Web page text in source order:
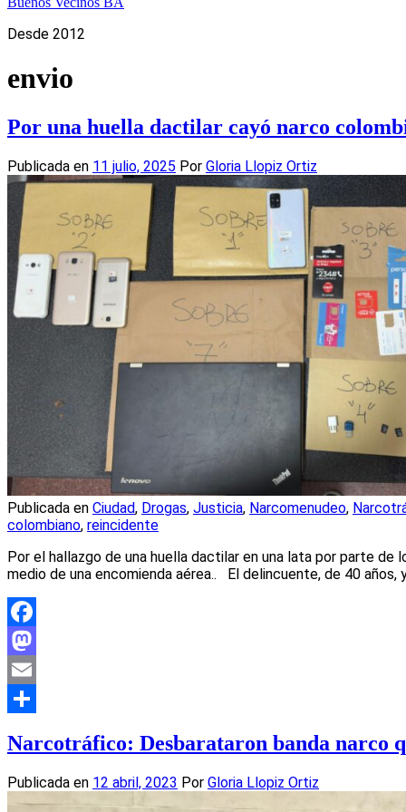
Desde 2012
envio
Por una huella dactilar cayó narco
Publicada en 11 julio, 2025 Por Gloria Llopiz Ortiz
Publicada en Ciudad, Drogas, Justicia, Narcomenudeo,
colombiano, reincidente
Por el hallazgo de una huella dactilar en una lata por parte
medio de una encomienda aérea.. El delincuente, de 40 años,
Facebook
Mastodon
Email
Narcotráfico: Desbarataron banda narco
Publicada en 12 abril, 2023 Por Gloria Llopiz Ortiz